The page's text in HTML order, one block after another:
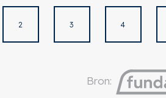
2 3 4
Bron: